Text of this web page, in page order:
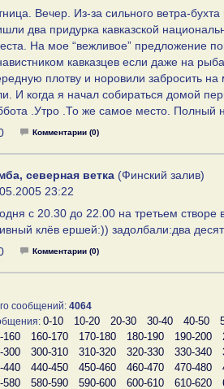
Вечер. Из-за сильного ветра-
два придурка кавказской
На мое “вежливое” предложение
кавказцев если даже на
плотву и норовили забросить
И когда я начал собираться домой
.Утро .То же самое место. Полный
Комментарии (0)
северная ветка (Финский залив)
23:22
с 20.30 до 22.00 на третьем створе
клёв ершей:)) задолбали:два
Комментарии (0)
сообщений: 4064
0-10 10-20 20-30 30-40 40-50
160
160-170 170-180 180-190 190-200
300
300-310 310-320 320-330 330-340
440
440-450 450-460 460-470 470-480
580
580-590 590-600 600-610 610-620